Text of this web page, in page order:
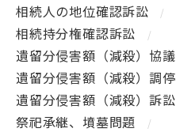
相続人の地位確認訴訟
相続持分権確認訴訟
遺留分侵害額（減殺）協議
遺留分侵害額（減殺）調停
遺留分侵害額（減殺）訴訟
祭祀承継、墳墓問題